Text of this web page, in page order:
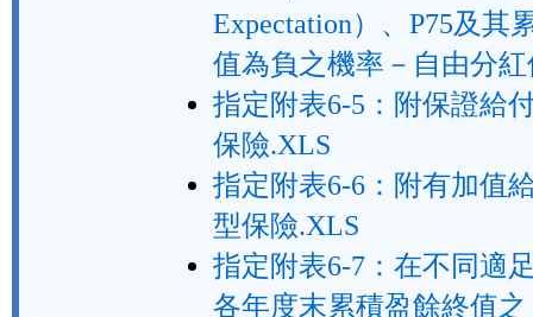
Expectation）、P75及其
值為負之機率－自由分
指定附表6-5：附保證給
保險.XLS
指定附表6-6：附有加值
型保險.XLS
指定附表6-7：在不同適
各年度末累積盈餘終值之